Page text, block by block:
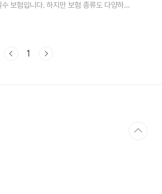
보험입니다. 하지만 보험 종류도 다양하고,
선택이 쉽지 않은데요. 이번 글에서는 자동차
. 현명한 자동차보험 가입에 꼭 참고하세요!
1